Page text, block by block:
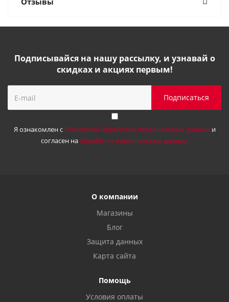
Подписывайся на нашу рассылку, и узнавай о
скидках и акциях первым!
Я ознакомлен с Политикой обработки персональных данныхи
согласен наобработку персональных данных
О компании
Магазины
Блог
Защита данных
Карта сайта
Помощь
Условия оплаты